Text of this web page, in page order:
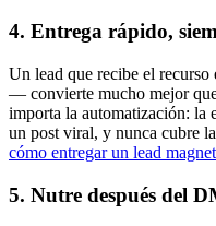
4. Entrega rápido,
Un lead que recibe el
— convierte mucho mejor
importa la automatización: la
un post viral, y nunca cubre
cómo entregar un lead
5. Nutre después del